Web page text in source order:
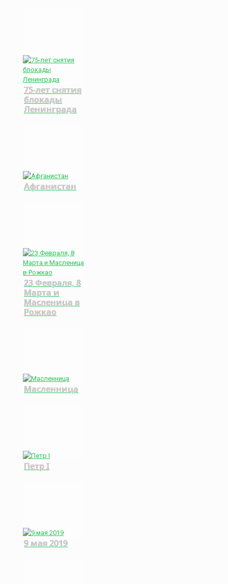
75-лет снятия
блокады
Ленинграда
Афганистан
23 Февраля, 8
Марта и
Масленица в
Рожкао
Масленница
Петр I
9 мая 2019